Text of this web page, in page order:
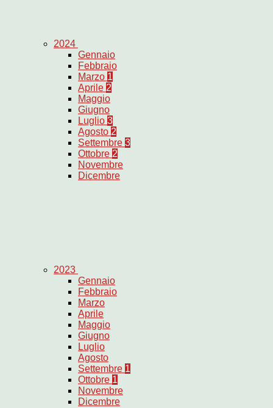
2024
Gennaio
Febbraio
Marzo 1
Aprile 2
Maggio
Giugno
Luglio 3
Agosto 2
Settembre 3
Ottobre 2
Novembre
Dicembre
2023
Gennaio
Febbraio
Marzo
Aprile
Maggio
Giugno
Luglio
Agosto
Settembre 1
Ottobre 1
Novembre
Dicembre